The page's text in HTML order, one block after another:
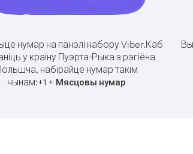
нумар на панэлі набору Viber.Каб
у краіну Пуэрта-Рыка з рэгіёна
набірайце нумар такім
чынам:+1 + Мясцовы нумар